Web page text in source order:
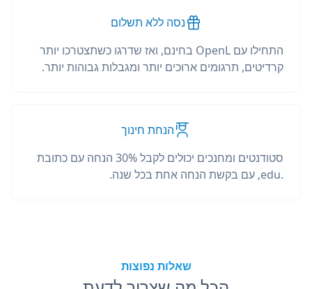
נסה ללא תשלום
התחילו עם OpenL בחינם, ואז שדרגו כשתצטרכו יותר
קרדיטים, תרגומים ארוכים יותר ומגבלות גבוהות יותר.
הנחת חינוך
סטודנטים ומחנכים יכולים לקבל 30% הנחה עם כתובת
.edu, עם בקשת הנחה אחת בכל שנה.
שאלות נפוצות